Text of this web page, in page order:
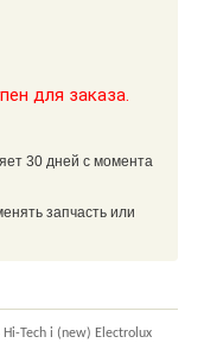
для заказа.
30 дней с момента
запчасть или
Hi-Tech i (new) Electrolux